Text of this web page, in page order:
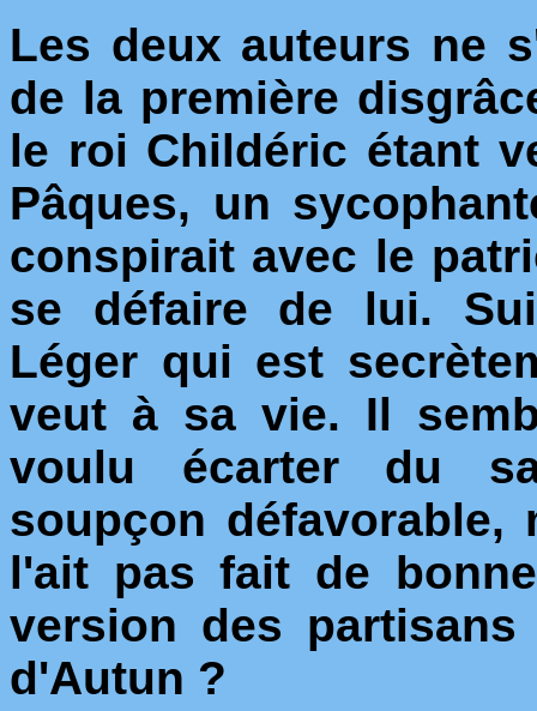
Les deux auteurs ne
de la première
le roi Childéric étant
Pâques, un
conspirait avec le
se défaire de lui.
Léger qui est
veut à sa vie. Il
voulu écarter du
soupçon
l'ait pas fait de
version des
d'Autun ?